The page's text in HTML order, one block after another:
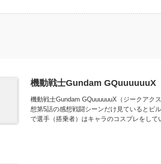
機動戦士Gundam GQuuuuuuX
機動戦士Gundam GQuuuuuuX（ジークアク
想第5話の感想戦闘シーンだけ見ているとビ
で選手（搭乗者）はキャラのコスプレをして